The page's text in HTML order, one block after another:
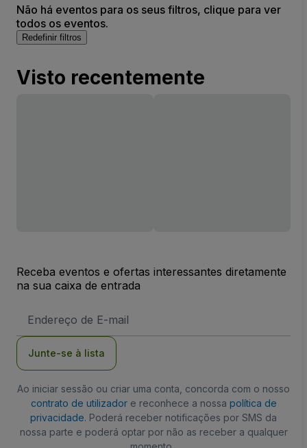
Não há eventos para os seus filtros, clique para ver
todos os eventos.
Redefinir filtros
Visto recentemente
Receba eventos e ofertas interessantes diretamente
na sua caixa de entrada
de
Junte-se à lista
Ao iniciar sessão ou criar uma conta, concorda com o nosso
contrato de utilizadore reconhece a nossa política de
privacidade. Poderá receber notificações por SMS da
nossa parte e poderá optar por não as receber a qualquer